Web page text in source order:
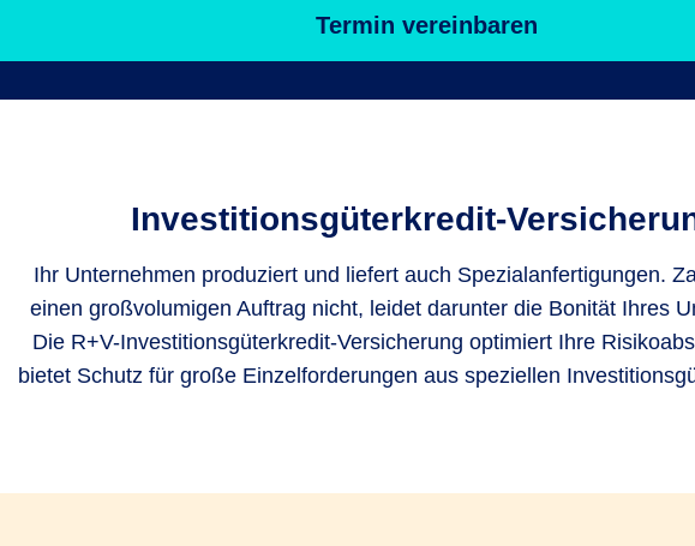
Termin vereinbaren
Investitionsgüterkredit-
Ihr Unternehmen produziert und liefert auch Spezialanfertigungen.
einen großvolumigen Auftrag nicht, leidet darunter die Bonität Ihres
Die R+V-Investitionsgüterkredit-Versicherung optimiert Ihre
bietet Schutz für große Einzelforderungen aus speziellen